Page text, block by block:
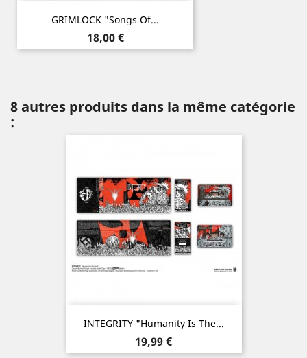
GRIMLOCK "Songs Of...
Prix
18,00 €
8 autres produits dans la même catégorie
:
INTEGRITY "Humanity Is The...
Prix
19,99 €